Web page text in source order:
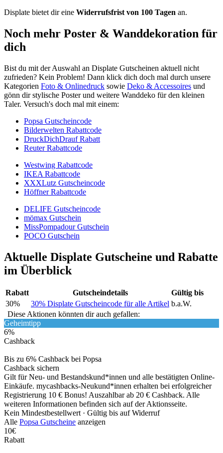
Displate bietet dir eine Widerrufsfrist von 100 Tagen an.
Noch mehr Poster & Wanddekoration für
dich
Bist du mit der Auswahl an Displate Gutscheinen aktuell nicht
zufrieden? Kein Problem! Dann klick dich doch mal durch unsere
Kategorien Foto & Onlinedruck sowie Deko & Accessoires und
gönn dir stylische Poster und weitere Wanddeko für den kleinen
Taler. Versuch's doch mal mit einem:
Popsa Gutscheincode
Bilderwelten Rabattcode
DruckDichDrauf Rabatt
Reuter Rabattcode
Westwing Rabattcode
IKEA Rabattcode
XXXLutz Gutscheincode
Höffner Rabattcode
DELIFE Gutscheincode
mömax Gutschein
MissPompadour Gutschein
POCO Gutschein
Aktuelle Displate Gutscheine und Rabatte
im Überblick
Rabatt Gutscheindetails
Gültig bis
30%
30% Displate Gutscheincode für alle Artikel b.a.W.
Diese Aktionen könnten dir auch gefallen:
Geheimtipp
6%
Cashback
Bis zu 6% Cashback bei Popsa
Cashback sichern
Gilt für Neu- und Bestandskund*innen und alle bestätigten Online-
Einkäufe. mycashbacks-Neukund*innen erhalten bei erfolgreicher
Registrierung 10 € Bonus! Auszahlbar ab 20 € Cashback. Alle
weiteren Informationen befinden sich auf der Aktionsseite.
Kein Mindestbestellwert · Gültig bis auf Widerruf
Alle Popsa Gutscheine anzeigen
10€
Rabatt